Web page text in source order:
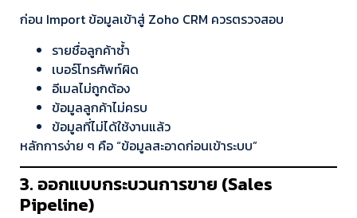
ก่อน Import ข้อมูลเข้าสู่ Zoho CRM ควรตรวจสอบ
รายชื่อลูกค้าซ้ำ
เบอร์โทรศัพท์ผิด
อีเมลไม่ถูกต้อง
ข้อมูลลูกค้าไม่ครบ
ข้อมูลที่ไม่ได้ใช้งานแล้ว
หลักการง่าย ๆ คือ “ข้อมูลสะอาดก่อนเข้าระบบ”
3. ออกแบบกระบวนการขาย (Sales
Pipeline)